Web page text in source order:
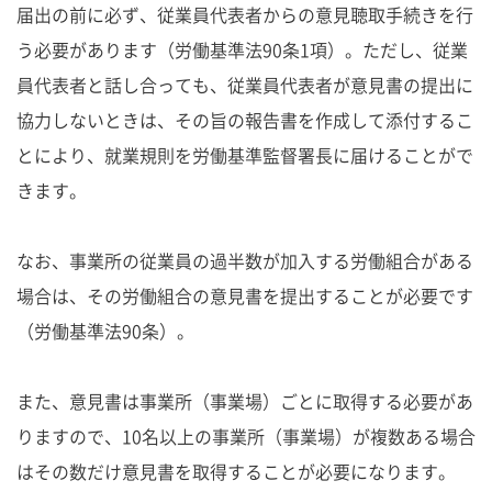
届出の前に必ず、従業員代表者からの意見聴取手続きを行
う必要があります（労働基準法90条1項）。ただし、従業
員代表者と話し合っても、従業員代表者が意見書の提出に
協力しないときは、その旨の報告書を作成して添付するこ
とにより、就業規則を労働基準監督署長に届けることがで
きます。
なお、事業所の従業員の過半数が加入する労働組合がある
場合は、その労働組合の意見書を提出することが必要です
（労働基準法90条）。
また、意見書は事業所（事業場）ごとに取得する必要があ
りますので、10名以上の事業所（事業場）が複数ある場合
はその数だけ意見書を取得することが必要になります。